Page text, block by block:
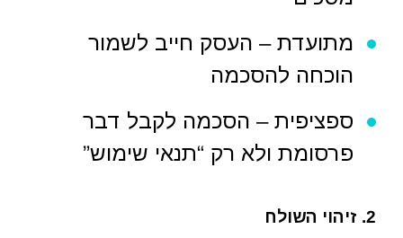
מתועדת – העסק חייב לשמור
הוכחה להסכמה
ספציפית – הסכמה לקבל דבר
פרסומת ולא רק “תנאי שימוש”
2. זיהוי השולח